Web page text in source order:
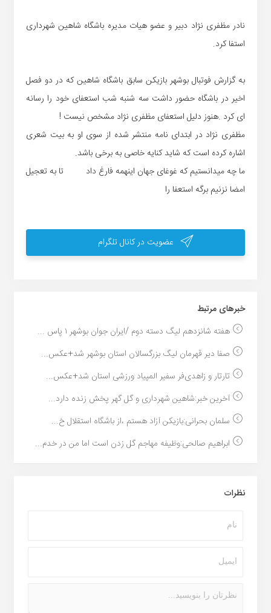
نادر مظفری نژاد دبیر و عضو هیات مدیره باشگاه شاهین شهرداری
استفا کرد.
به گزارش فوتبال بوشهر بازیکن سابق باشگاه شاهین که در دو فصل
اخیر در باشگاه حضور داشت سه شنبه شب استعفای خود را رسانه
ای کرد .هنوز دلیل استعفای مظفری نژاد مشخص نیست !
مظفری نژاد در ابتدای نامه منتشر شده از سوی او به بیت شعری
اشاره کرده است که شاید کنایه خاصی به برخی باشد.
ما چه میدانستیم که غوغای جهان اینهمه فارغ داد تا به تعجیل
امضا نزنیم برگه استعفا را
عضویت در کانال تلگرام
خبر‌های مرتبط
هفته شانزدهم لیگ دسته دوم /ایران جوان بوشهر ۱ پاس ...
صفا دیر قهرمان لیگ بزرگسالان استان بوشهر شد+عکس...
تارتار و زاهدی‌فر سفیر المپیاد ورزشی استان شد+عکس...
آخرین خبر:شاهین شهرداری و گل گهر پخش زنده دارد...
سلمان بحرانی:بازیکن آزاد هستم ،از باشگاه استقلال خ...
ابراهیم صالحی:وظیفه مهاجم گل زدن است اما من در خدم...
نظرات